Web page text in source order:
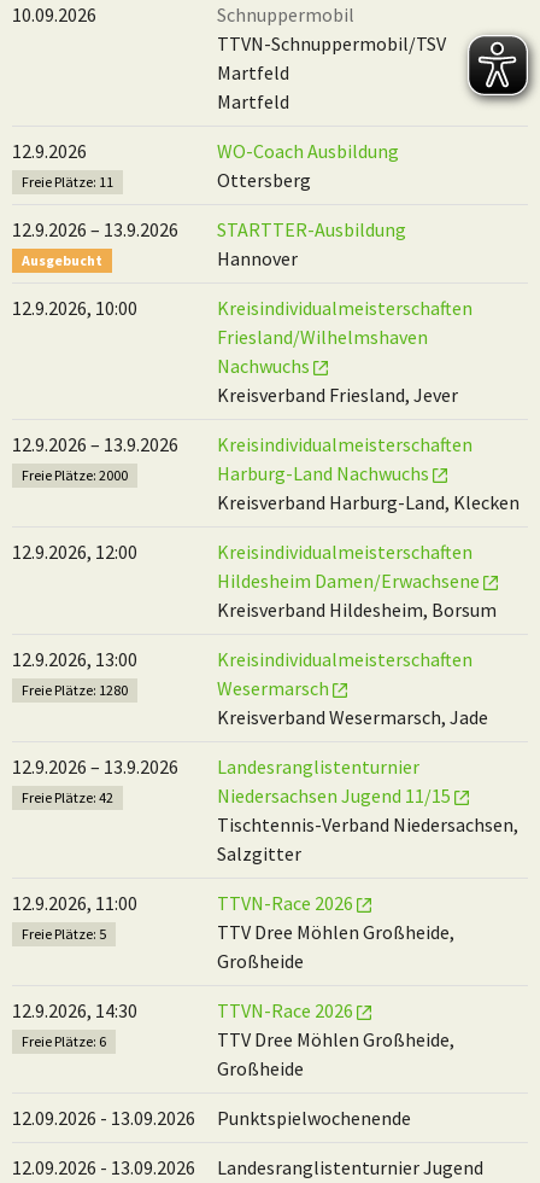
10.09.2026
Schnuppermobil
TTVN-Schnuppermobil/TSV
Martfeld
Martfeld
12.9.2026
Freie Plätze: 11
WO-Coach Ausbildung
Ottersberg
12.9.2026 – 13.9.2026
Ausgebucht
STARTTER-Ausbildung
Hannover
12.9.2026, 10:00
Kreisindividualmeisterschaften
Friesland/Wilhelmshaven
Nachwuchs
Kreisverband Friesland, Jever
12.9.2026 – 13.9.2026
Freie Plätze: 2000
Kreisindividualmeisterschaften
Harburg-Land Nachwuchs
Kreisverband Harburg-Land, Klecken
12.9.2026, 12:00
Kreisindividualmeisterschaften
Hildesheim Damen/Erwachsene
Kreisverband Hildesheim, Borsum
12.9.2026, 13:00
Freie Plätze: 1280
Kreisindividualmeisterschaften
Wesermarsch
Kreisverband Wesermarsch, Jade
12.9.2026 – 13.9.2026
Freie Plätze: 42
Landesranglistenturnier
Niedersachsen Jugend 11/15
Tischtennis-Verband Niedersachsen,
Salzgitter
12.9.2026, 11:00
Freie Plätze: 5
TTVN-Race 2026
TTV Dree Möhlen Großheide,
Großheide
12.9.2026, 14:30
Freie Plätze: 6
TTVN-Race 2026
TTV Dree Möhlen Großheide,
Großheide
12.09.2026 - 13.09.2026 Punktspielwochenende
12.09.2026 - 13.09.2026
Landesranglistenturnier Jugend